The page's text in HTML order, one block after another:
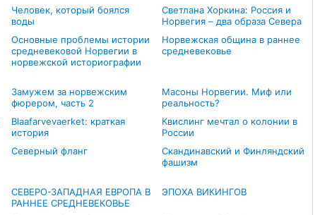
Человек, который боялся
воды
Светлана Хоркина: Россия и
Норвегия – два образа Севера
Основные проблемы истории
средневековой Норвегии в
норвежской историографии
Норвежская община в раннее
средневековье
Замужем за норвежским
фюрером, часть 2
Масоны Норвегии. Миф или
реальность?
Blaafarvevaerket: краткая
история
Квислинг мечтал о колонии в
России
Северный фланг
Скандинавский и Финляндский
фашизм
СЕВЕРО-ЗАПАДНАЯ ЕВРОПА В
РАННЕЕ СРЕДНЕВЕКОВЬЕ
ЭПОХА ВИКИНГОВ